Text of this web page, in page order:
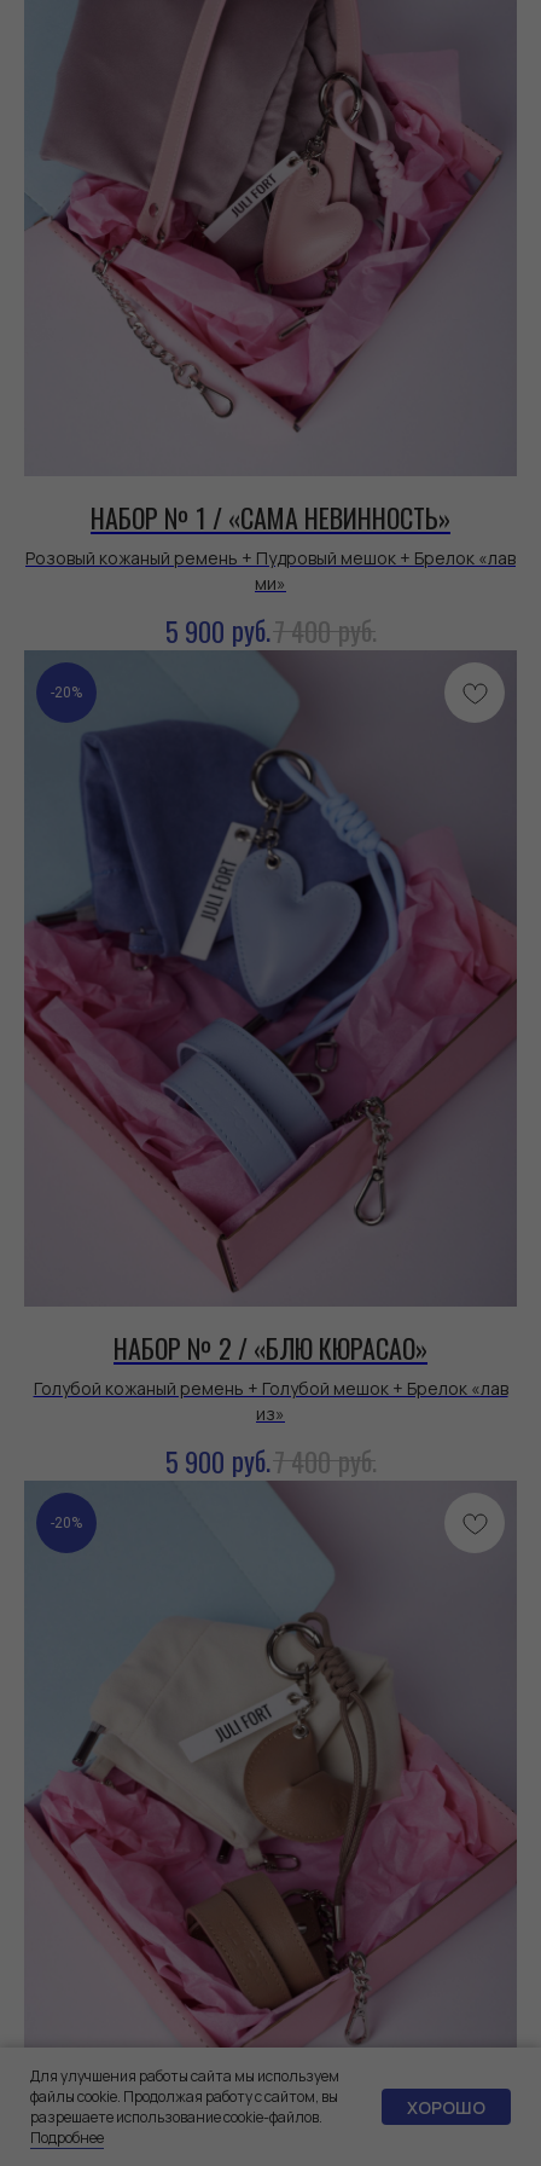
НАБОР № 1 / «САМА НЕВИННОСТЬ»
Розовый кожаный ремень + Пудровый мешок + Брелок «лав
ми»
5 900 руб.7 400руб.
-20%
НАБОР № 2 / «БЛЮ КЮРАСАО»
Голубой кожаный ремень + Голубой мешок + Брелок «лав
из»
5 900 руб.7 400руб.
-20%
Для улучшения работы сайта мы используем
файлы cookie. Продолжая работу с сайтом, вы
разрешаете использование cookie-файлов.
Подробнее
ХОРОШО